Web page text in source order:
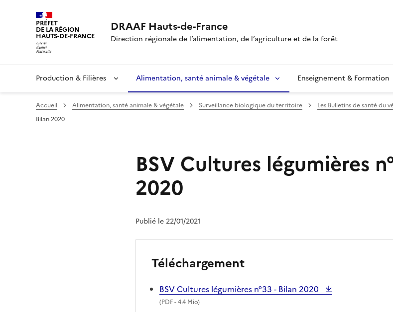
PRÉFET
DE LA RÉGION
HAUTS-DE-FRANCE
DRAAF Hauts-de-France
Direction régionale de l’alimentation, de l’agriculture et de la forêt
Production & Filières Alimentation, santé animale & végétale Enseignement & Formation
Accueil Alimentation, santé animale & végétale Surveillance biologique du territoire Les Bulletins de santé du
Bilan 2020
BSV Cultures légumières
2020
Publié le 22/01/2021
Téléchargement
BSV Cultures légumières n°33 - Bilan 2020
(PDF- 4.4 Mio)